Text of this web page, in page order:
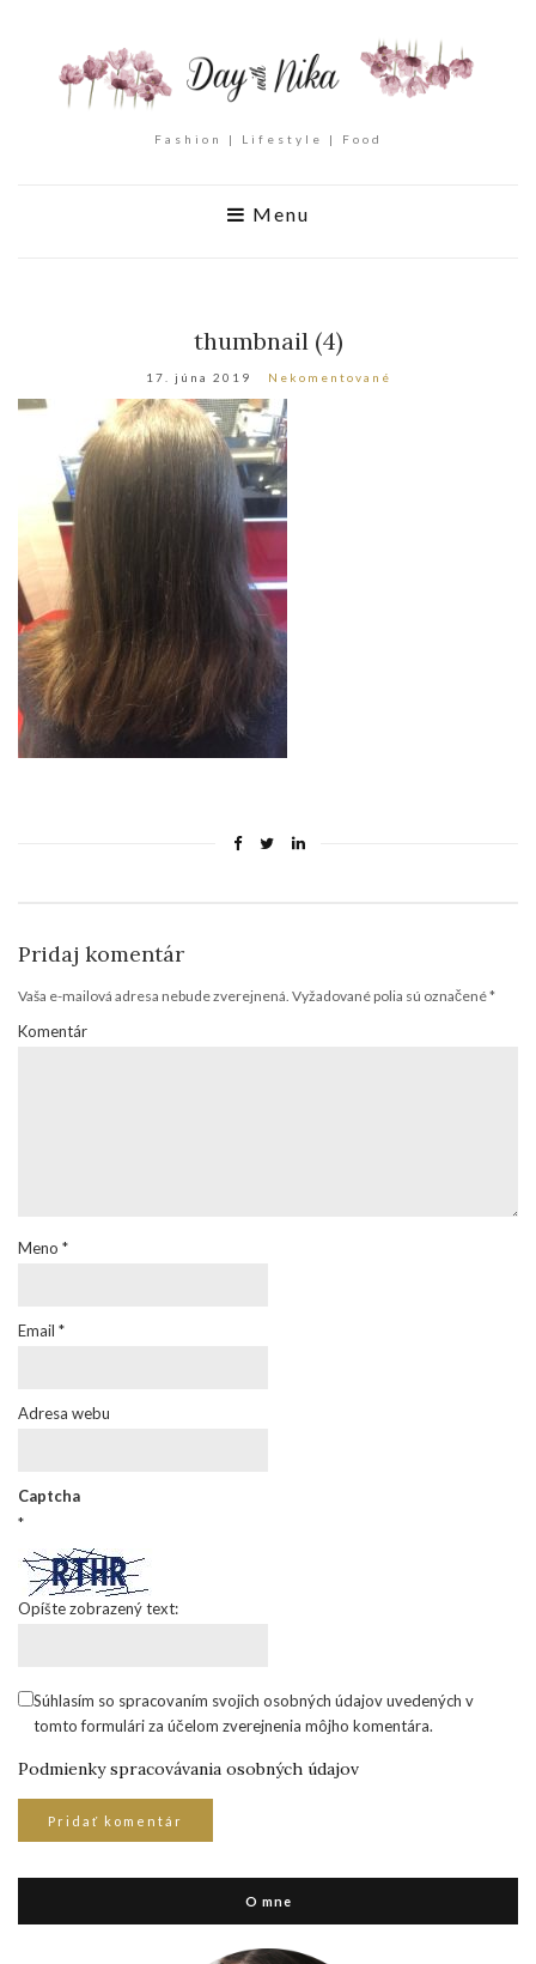
Fashion | Lifestyle | Food
Menu
thumbnail (4)
17. júna 2019 Nekomentované
Pridaj komentár
Vaša e-mailová adresa nebude zverejnená. Vyžadované polia sú označené*
Komentár
Meno *
Email *
Adresa webu
Captcha
*
Opíšte zobrazený text:
Súhlasím so spracovaním svojich osobných údajov uvedených v
tomto formulári za účelom zverejnenia môjho komentára.
Podmienky spracovávania osobných údajov
O mne